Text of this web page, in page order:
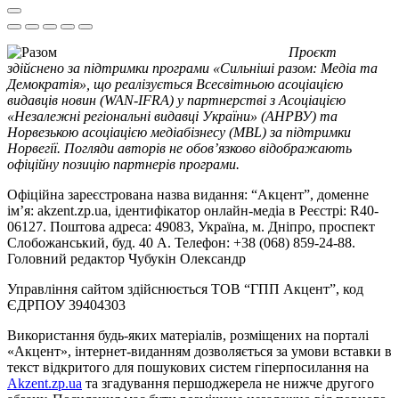
Проєкт
здійснено за підтримки програми «Сильніші разом: Медіа та
Демократія», що реалізується Всесвітньою асоціацією
видавців новин (WAN-IFRA) у партнерстві з Асоціацією
«Незалежні регіональні видавці України» (АНРВУ) та
Норвезькою асоціацією медіабізнесу (MBL) за підтримки
Норвегії. Погляди авторів не обов’язково відображають
офіційну позицію партнерів програми.
Офіційна зареєстрована назва видання: “Акцент”, доменне
ім’я: akzent.zp.ua, ідентифікатор онлайн-медіа в Реєстрі: R40-
06127. Поштова адреса: 49083, Україна, м. Дніпро, проспект
Слобожанський, буд. 40 А. Телефон: +38 (068) 859-24-88.
Головний редактор Чубукін Олександр
Управління сайтом здійснюється ТОВ “ГПП Акцент”, код
ЄДРПОУ 39404303
Використання будь-яких матеріалів, розміщених на порталі
«Акцент», інтернет-виданням дозволяється за умови вставки в
текст відкритого для пошукових систем гіперпосилання на
Akzent.zp.ua та згадування першоджерела не нижче другого